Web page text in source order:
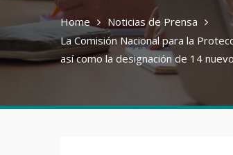
Home
Noticias de Prensa
La Comisión Nacional para la
así como la designación de 14